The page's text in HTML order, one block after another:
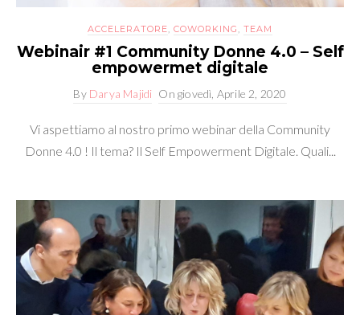
ACCELERATORE, COWORKING , TEAM
Webinair #1 Community Donne 4.0 – Self
empowermet digitale
By Darya Majidi On giovedì, Aprile 2, 2020
Vi aspettiamo al nostro primo webinar della Community
Donne 4.0 ! Il tema? Il Self Empowerment Digitale. Quali...